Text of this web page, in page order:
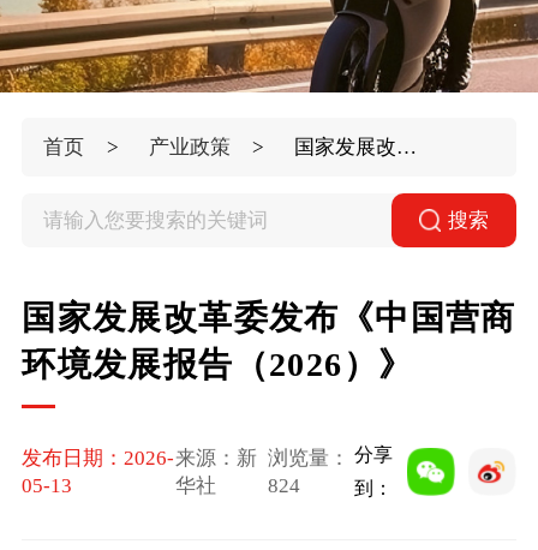
首页 产业政策 国家发展改革委发布《中国营商环境发展报告（2026）》
搜索
国家发展改革委发布《中国营商
环境发展报告（2026）》
发布日期：2026-
05-13
来源：新
华社
浏览量：
824
分享
到：